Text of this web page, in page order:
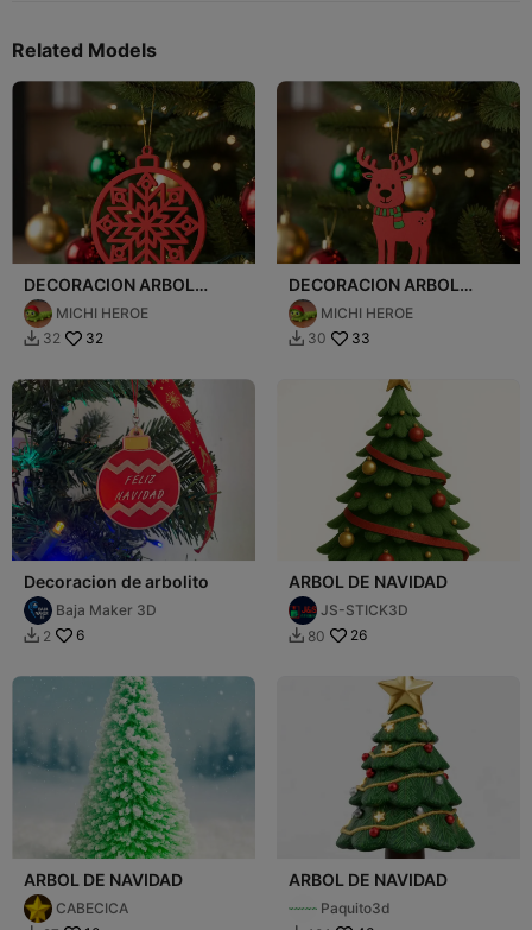
Related Models
DECORACION ARBOL
NAVIDAD
MICHI HEROE
 32 32
DECORACION ARBOL
NAVIDAD
MICHI HEROE
 30 33
Decoracion de arbolito
Baja Maker 3D
 2 6
ARBOL DE NAVIDAD
JS-STICK3D
 80 26
ARBOL DE NAVIDAD
CABECICA
ARBOL DE NAVIDAD
Paquito3d